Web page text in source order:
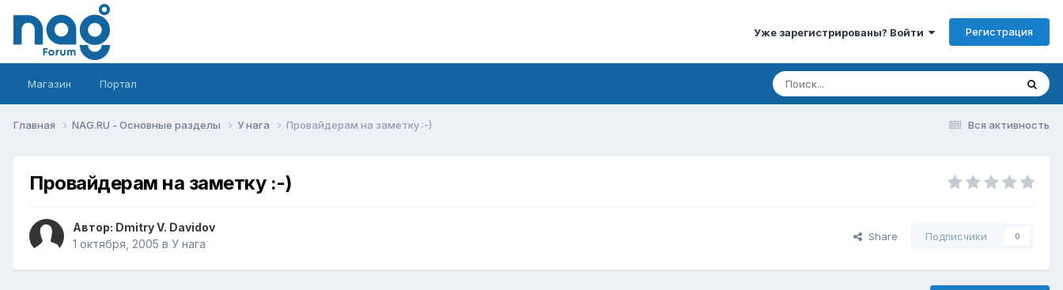
Уже зарегистрированы? Войти Регистрация
Магазин Портал
Вся активность
Главная NAG.RU - Основные разделы У нага Провайдерам на заметку :-)
Провайдерам на заметку :-)
Автор: Dmitry V. Davidov
1 октября, 2005 в У нага
Share Подписчики 0